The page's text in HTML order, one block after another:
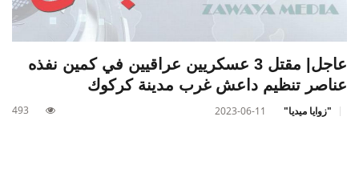
عاجل| مقتل 3 عسكريين عراقيين في كمين نفذه
عناصر تنظيم داعش غرب مدينة كركوك
"زوايا ميديا" 2023-06-11
493